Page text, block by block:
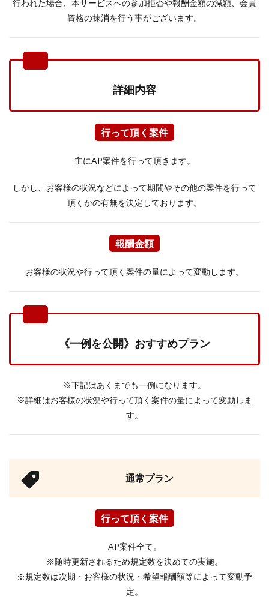
行われた場合、本サービスへの参加拒否や報酬金額の減額、会員
資格の抹消を行う事がございます。
詳細内容
行って頂く案件
主にAP案件を行って頂きます。
しかし、お客様の状況などによって期間やその他の案件を行って
頂くかの有無を決定しております。
報酬金額
お客様の状況や行って頂く案件の量によって変動します。
《一例を公開》おすすめプラン
※下記はあくまでも一例になります。
※詳細はお客様の状況や行って頂く案件の量によって変動しま
す。
通常プラン
行って頂く案件
AP案件全て。
※随時更新されるため規定数を決めての実施。
※規定数は次期・お客様の状況・希望報酬額等によって変動予
定。